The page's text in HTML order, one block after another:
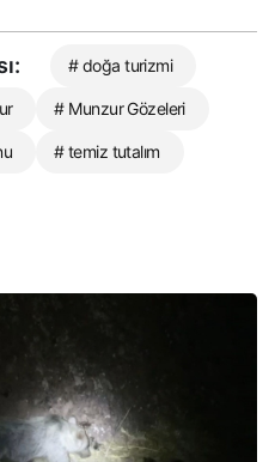
# doğa turizmi
# Munzur Gözeleri
# temiz tutalım